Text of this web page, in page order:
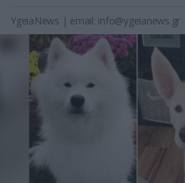
YgeiaNews | email: info@ygeianews.gr